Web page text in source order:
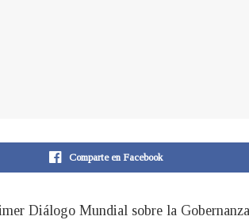
Comparte en Facebook
Diálogo Mundial sobre la